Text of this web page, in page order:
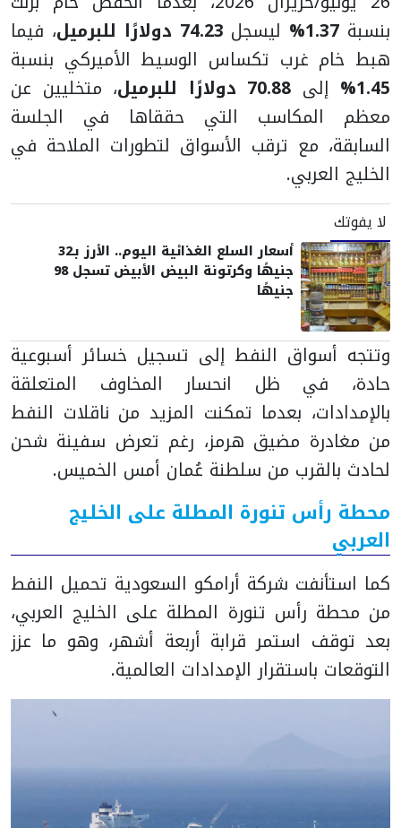
بنسبة 1.37% ليسجل 74.23 دولارًا للبرميل
، فيما
هبط خام غرب تكساس الوسيط الأميركي بنسبة
1.45%
إلى 70.88 دولارًا للبرميل
، متخليين عن
معظم المكاسب التي حققاها في الجلسة
السابقة، مع ترقب الأسواق لتطورات الملاحة في
الخليج العربي.
لا يفوتك
أسعار السلع الغذائية اليوم.. الأرز بـ32
جنيهًا وكرتونة البيض الأبيض تسجل 98
جنيهًا
وتتجه أسواق النفط إلى تسجيل خسائر أسبوعية
حادة، في ظل انحسار المخاوف المتعلقة
بالإمدادات، بعدما تمكنت المزيد من ناقلات النفط
من مغادرة مضيق هرمز، رغم تعرض سفينة شحن
لحادث بالقرب من سلطنة عُمان أمس الخميس.
محطة رأس تنورة المطلة على الخليج
العربي
كما استأنفت شركة أرامكو السعودية تحميل النفط
من محطة رأس تنورة المطلة على الخليج العربي،
بعد توقف استمر قرابة أربعة أشهر، وهو ما عزز
التوقعات باستقرار الإمدادات العالمية.